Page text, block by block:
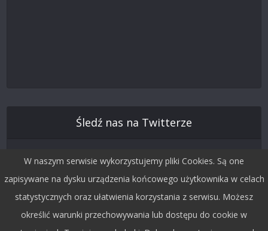
Śledź nas na Twitterze
W naszym serwisie wykorzystujemy pliki Cookies. Są one
zapisywane na dysku urządzenia końcowego użytkownika w celach
statystycznych oraz ułatwienia korzystania z serwisu. Możesz
określić warunki przechowywania lub dostępu do cookie w